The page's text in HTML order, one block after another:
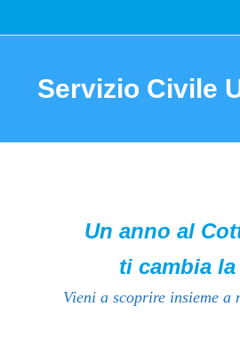
Servizio Civile
Un anno al
ti cambia la
Vieni a scoprire insieme a